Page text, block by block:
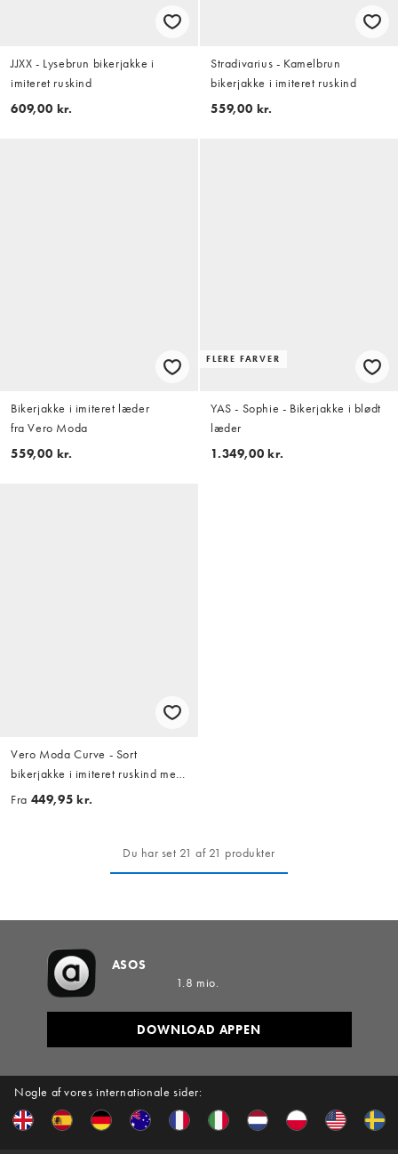
JJXX - Lysebrun bikerjakke i
imiteret ruskind
609,00 kr.
Stradivarius - Kamelbrun
bikerjakke i imiteret ruskind
559,00 kr.
Bikerjakke i imiteret læder
fra Vero Moda
559,00 kr.
FLERE FARVER
YAS - Sophie - Bikerjakke i blødt
læder
1.349,00 kr.
Vero Moda Curve - Sort
bikerjakke i imiteret ruskind med
forvasket effekt
Fra 449,95 kr.
Du har set 21 af 21 produkter
Nogle af vores internationale sider:
ASOS
1.8 mio.
DOWNLOAD APPEN